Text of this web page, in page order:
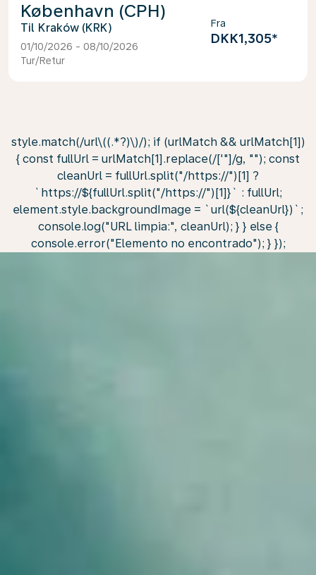
København (CPH)
Kraków (KRK)
01/10/2026 - 08/10/2026
Tur/Retur
Fra
DKK1,305*
style.match(/url\((.*?)\)/); if (urlMatch && urlMatch[1])
{ const fullUrl = urlMatch[1].replace(/['"]/g, ""); const
cleanUrl = fullUrl.split("/https://")[1] ?
`https://${fullUrl.split("/https://")[1]}` : fullUrl;
element.style.backgroundImage = `url(${cleanUrl})`;
console.log("URL limpia:", cleanUrl); } } else {
console.error("Elemento no encontrado"); } });